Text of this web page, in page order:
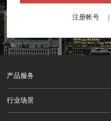
注册帐号
产品服务
行业场景